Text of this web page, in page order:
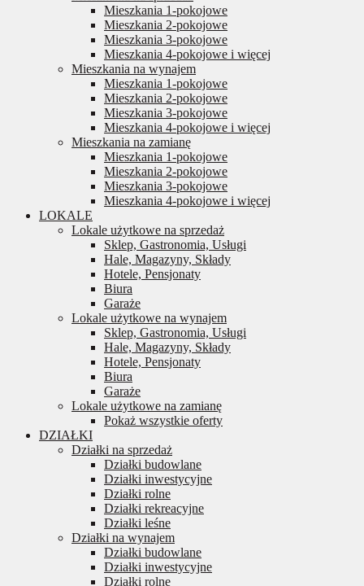
Mieszkania 1-pokojowe
Mieszkania 2-pokojowe
Mieszkania 3-pokojowe
Mieszkania 4-pokojowe i więcej
Mieszkania na wynajem
Mieszkania 1-pokojowe
Mieszkania 2-pokojowe
Mieszkania 3-pokojowe
Mieszkania 4-pokojowe i więcej
Mieszkania na zamianę
Mieszkania 1-pokojowe
Mieszkania 2-pokojowe
Mieszkania 3-pokojowe
Mieszkania 4-pokojowe i więcej
LOKALE
Lokale użytkowe na sprzedaż
Sklep, Gastronomia, Usługi
Hale, Magazyny, Składy
Hotele, Pensjonaty
Biura
Garaże
Lokale użytkowe na wynajem
Sklep, Gastronomia, Usługi
Hale, Magazyny, Składy
Hotele, Pensjonaty
Biura
Garaże
Lokale użytkowe na zamianę
Pokaż wszystkie oferty
DZIAŁKI
Działki na sprzedaż
Działki budowlane
Działki inwestycyjne
Działki rolne
Działki rekreacyjne
Działki leśne
Działki na wynajem
Działki budowlane
Działki inwestycyjne
Działki rolne